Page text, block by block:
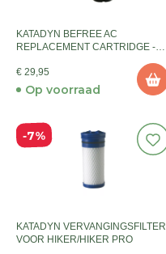
KATADYN BEFREE AC
REPLACEMENT CARTRIDGE -
€ 29,95
Op voorraad
7%
KATADYN VERVANGINGSFILTER
VOOR HIKER/HIKER PRO